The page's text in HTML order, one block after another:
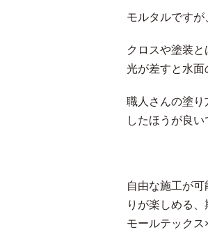
モルタルですが
クロスや塗装と
光が差すと水面
職人さんの塗
したほうが良い
自由な施工が
りが楽しめる、
モールテック